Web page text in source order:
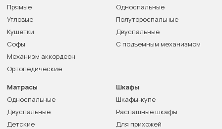
Прямые
Угловые
Кушетки
Софы
Механизм аккордеон
Ортопедические
Односпальные
Полутороспальные
Двуспальные
С подъемным механизмом
Матрасы
Односпальные
Двуспальные
Детские
Шкафы
Шкафы-купе
Распашные шкафы
Для прихожей